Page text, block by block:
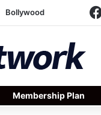
Bollywood
Membership Plan